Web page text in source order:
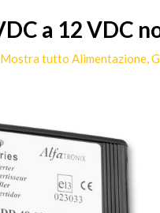
a 12 VDC
Mostra tutto Alimentazione,